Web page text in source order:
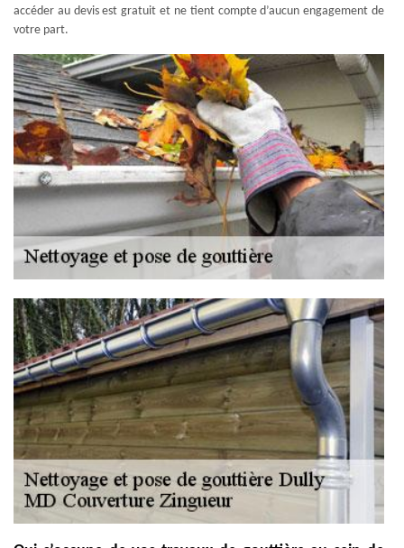
accéder au devis est gratuit et ne tient compte d’aucun engagement de
votre part.